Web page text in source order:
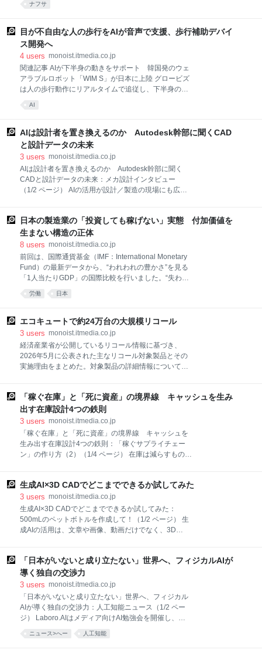
試作時のフィードバック収集までを支援する。 今回搭
討や指示書作成を支援するものだ。従来、熟練者が3D
モデルを確認しな
たホルムズ海峡も、順次開放に向かうとされていま
ドル台へと後退。塗料や溶剤で起きていた流通の目詰
まりも、解消に向かっています。供給不安はやわら
ぎ、相場は落ち着きを取り戻しつつあるといえそうで
ることは、同時ではありません。 船舶の往来が平時の
ペースに戻るのには時間がかかり、原油価格が下がっ
ても、製品価格がすぐに下がるわけではありません。
企業の手元には高値で仕入れた原料在庫が残り、先安
があるものの、
ナフサ
目が不自由な人の歩行をAIが音声で支援、歩行補助デバイ
ス開発へ
4 users monoist.itmedia.co.jp
関連記事 AIが下半身の動きをサポート 韓国発のウェ
アラブルロボット「WIM S」が日本に上陸 グロービズ
は人の歩行動作にリアルタイムで追従し、下半身の動
をロボットが支援、パナソニックが新サービス開始 パ
ナソニックは2021年4月27日、歩行に不安を抱える人
向けのトレーニングを支援する歩行トレーニングのロ
トレーニング支援サービス」を開始することを発表し
た。 “着る”歩行支援ロボットを2021年夏に発売へ、人
の動作を見極めて正しく支援 人に優しいウェアラブル
業であるAssistMotion（以下、アシストモーション）
は2020年10月28日、ビジネスイン
AI
AIは設計者を置き換えるのか Autodesk幹部に聞くCAD
と設計データの未来
3 users monoist.itmedia.co.jp
AIは設計者を置き換えるのか Autodesk幹部に聞く
CADと設計データの未来：メカ設計インタビュー
（1/2 ページ） AIの活用が設計／製造の現場にも広が
クティブバイスプレジデントのジェフ・キンダー氏
に、AIが設計業務にもたらす変化、AI時代に求められ
る設計データの在り方、そして同社が描く設計／製造
ワークフローの将来像を聞いた。 製造業における
AI（人工知能）活用は、これまで定型作業の自動化や
作業時間の短縮といった用途を中心に広がってきた。
索、繰り返し作業の自動化／効率化など、個別タスク
エージェントの進化により、AIの適用範囲は個別作業
の効率化にとどまらず、設計から製造までのワー
日本の製造業の「投資しても稼げない」実態 付加価値を
生まない構造の正体
8 users monoist.itmedia.co.jp
前回は、国際通貨基金（IMF：International Monetary
Fund）の最新データから、“われわれの豊かさ”を見る
「1人当たりGDP」の国際比較を行いました。“失われ
た30年”の期間で、1人当たりGDPは、為替レート換算
値でも購買力平価換算値でも相対的に日本の立ち位置
力開発機構（OECD）のデータベースを基に、日本製
造業の「付加価値と投資の関係」について紹介しま
す。 ⇒連載「小川製作所のスキマ時間にながめる経済
データ」のバックナンバーはこちら 国民経済計算
（SNA）における付加価値と投資 われわれの経済活動
す。OECDではSNAの構造に基づいて各国の詳細な統
計データが集計／公表されています。今回は、この
労働 日本
エコキュートで約24万台の大規模リコール
3 users monoist.itmedia.co.jp
経済産業省が公開しているリコール情報に基づき、
2026年5月に公表された主なリコール対象製品とその
実施理由をまとめた。対象製品の詳細情報について
停止し、各事業者の指示に従って対応してほしい。 ⇒
先月のリコール情報はこちら 浴室暖房機で発火リスク
マックスは2026年5月12日、同社が製造／販売した
「浴室暖房・換気・乾燥機」の一部製品で不具合があ
り、まれに製品内部から発火する可能性があるとし
て、リコールを発表した。経済産業省のWebサイトで
「BS-141EH-CX」の一部製品で、製造期間は2006年3
月～2007年6月。対象台数は合計1万9271台で、後継
機種への無償交換で対応する。 同社
「稼ぐ在庫」と「死に資産」の境界線 キャッシュを生み
出す在庫設計4つの鉄則
3 users monoist.itmedia.co.jp
「稼ぐ在庫」と「死に資産」の境界線 キャッシュを
生み出す在庫設計4つの鉄則：「稼ぐサプライチェー
ン」の作り方（2）（1/4 ページ） 在庫は減らすもので
明かします。第2回となる今回は、在庫を「形を変え
たキャッシュ」として捉えるB／S視点からさらに踏み
込み、会社のキャッシュを最大化する「在庫設計」の
4つの実践ポイントと、稼ぐためのマネジメント手法
を取り上げます。 はじめに：その「在庫削減」は、本
葉です。もちろん、在庫そのものが悪いわけではあり
ません。在庫はB／S（貸借対照表）上の資産でありな
がら、企業のキャッシュを固定化する存在でもありま
す。過剰在庫は、資金繰りを圧迫し、倉庫スペースを
埋め、将来的な値
生成AI×3D CADでどこまでできるか試してみた
3 users monoist.itmedia.co.jp
生成AI×3D CADでどこまでできるか試してみた：
500mLのペットボトルを作成して！（1/2 ページ） 生
成AIの活用は、文章や画像、動画だけでなく、3D
登場しつつあります。今回はAutodesk Fusionの
「Autodesk Assistant」を使い、ペットボトルの3Dモ
デル作成を試しながら、生成AI×3D CADの可能性と課
題を紹介します。 近年、生成AI（人工知能）の進化は
目覚ましく、文章生成や画像生成だけでなく、3D
CADの分野にも変化をもたらし始めています。X（旧
3Dモデルができた」「テキストからCADモデルを生成
「日本がいないと成り立たない」世界へ、フィジカルAIが
導く独自の交渉力
3 users monoist.itmedia.co.jp
「日本がいないと成り立たない」世界へ、フィジカル
AIが導く独自の交渉力：人工知能ニュース（1/2 ペー
ジ） Laboro.AIはメディア向けAI勉強会を開催し、
2026年の業界トレンドや、日本の生存戦略となる次世
代AIの動向を解説した。「SaaSの死」に伴うソフトウ
ニュース>へー 人工知能